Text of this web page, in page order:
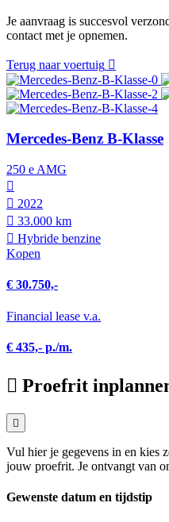
Je aanvraag is succesvol
contact met je opnemen.
Terug naar voertuig
Mercedes-Benz B-Klasse
250 e AMG
2022
33.000 km
Hybride benzine
Kopen
€ 30.750,-
Financial lease v.a.
€ 435,- p./m.
Proefrit
Vul hier je gegevens in en kies
jouw proefrit. Je ontvangt van
Gewenste datum en tijdstip